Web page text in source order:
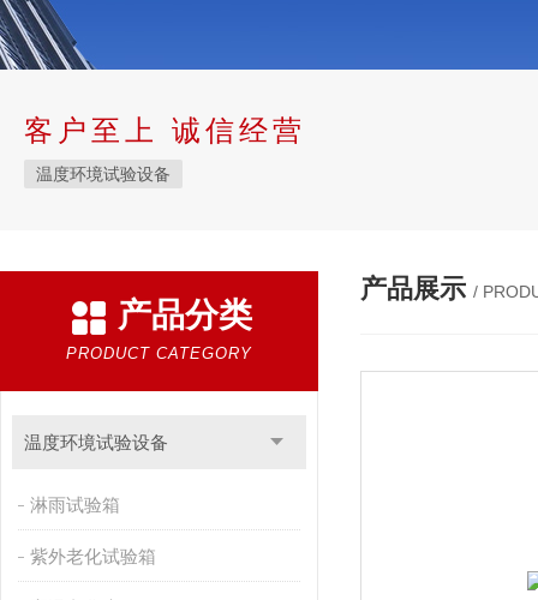
客户至上 诚信经营
温度环境试验设备
产品分类
PRODUCT CATEGORY
温度环境试验设备
淋雨试验箱
紫外老化试验箱
产品展示 /